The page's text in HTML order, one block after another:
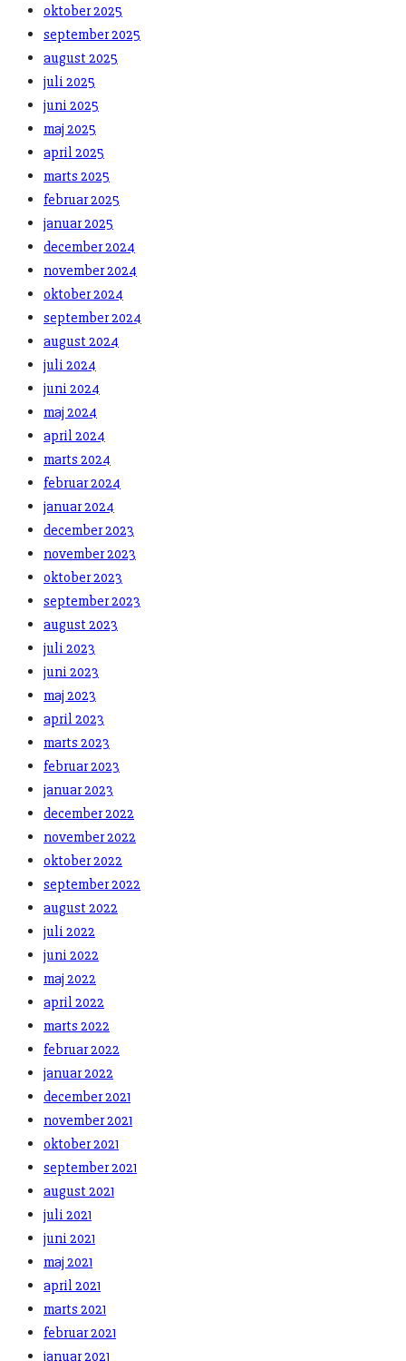
oktober 2025
september 2025
august 2025
juli 2025
juni 2025
maj 2025
april 2025
marts 2025
februar 2025
januar 2025
december 2024
november 2024
oktober 2024
september 2024
august 2024
juli 2024
juni 2024
maj 2024
april 2024
marts 2024
februar 2024
januar 2024
december 2023
november 2023
oktober 2023
september 2023
august 2023
juli 2023
juni 2023
maj 2023
april 2023
marts 2023
februar 2023
januar 2023
december 2022
november 2022
oktober 2022
september 2022
august 2022
juli 2022
juni 2022
maj 2022
april 2022
marts 2022
februar 2022
januar 2022
december 2021
november 2021
oktober 2021
september 2021
august 2021
juli 2021
juni 2021
maj 2021
april 2021
marts 2021
februar 2021
januar 2021